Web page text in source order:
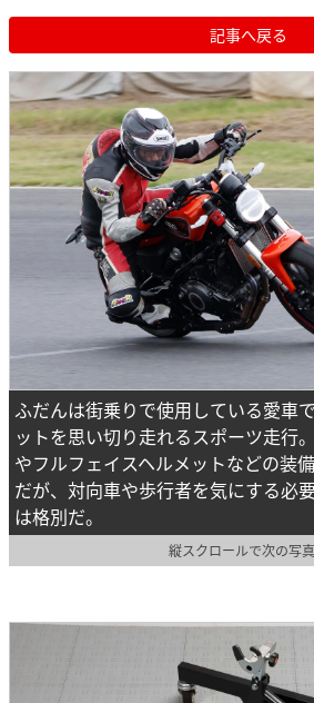
記事へ戻る
ふだんは街乗りで使用している愛車
ットを思い切り走れるスポーツ走行
やフルフェイスヘルメットなどの装
だが、対向車や歩行者を気にする必
は格別だ。
縦スクロールで次の写